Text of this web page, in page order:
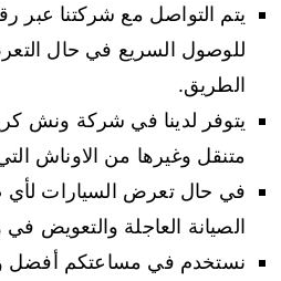
يتم التواصل مع شركتنا عبر
للوصول السريع في حال
الطريق.
يتوفر لدينا في شركة ونش
متنقل وغيرها من الاوناش
في حال تعرض السيارات
الصيانة العاجلة والتعويض
نستخدم في مساعتكم أفضل